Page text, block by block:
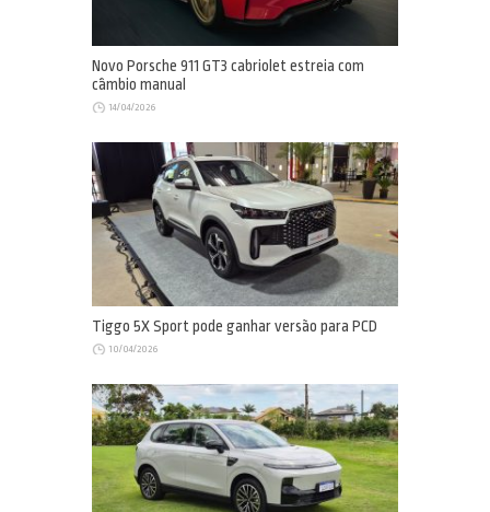
Novo Porsche 911 GT3 cabriolet estreia com
câmbio manual
14/04/2026
Tiggo 5X Sport pode ganhar versão para PCD
10/04/2026